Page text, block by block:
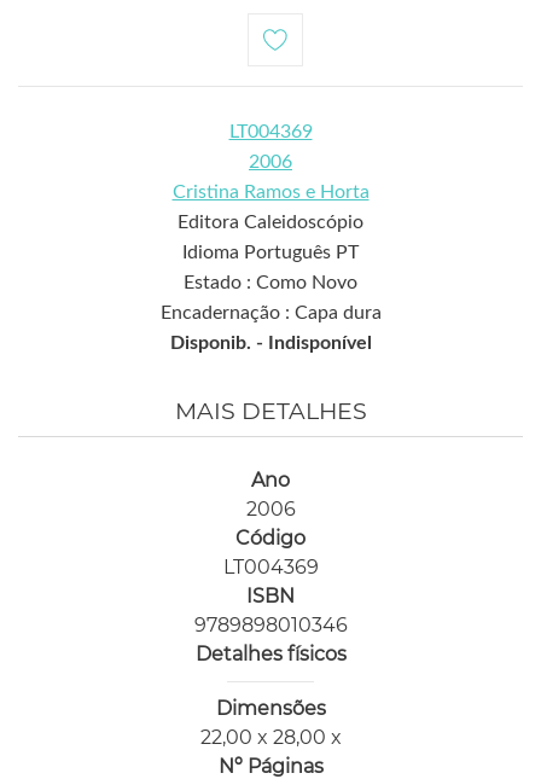
LT004369
2006
Cristina Ramos e Horta
Editora Caleidoscópio
Idioma Português PT
Estado : Como Novo
Encadernação : Capa dura
Disponib. -
Indisponível
MAIS DETALHES
Ano
2006
Código
LT004369
ISBN
9789898010346
Detalhes físicos
Dimensões
22,00 x 28,00 x
Nº Páginas